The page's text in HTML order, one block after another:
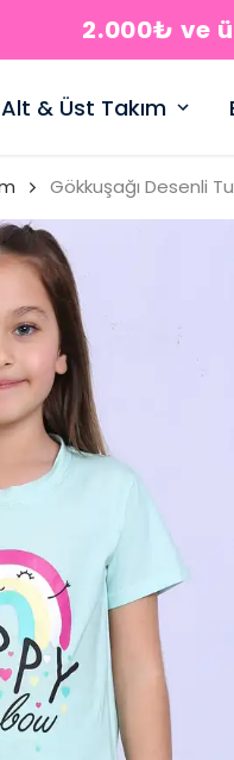
2.000₺ ve
Alt & Üst Takım
Gökkuşağı Desenli